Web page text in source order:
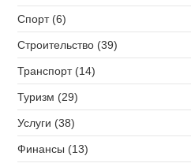
Спорт (6)
Строительство (39)
Транспорт (14)
Туризм (29)
Услуги (38)
Финансы (13)